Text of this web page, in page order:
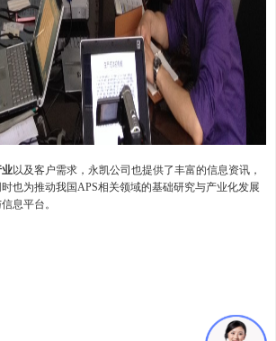
以及客户需求，永凯公司也提供了丰富的信息资讯，
也为推动我国APS相关领域的基础研究与产业化发展
息平台。